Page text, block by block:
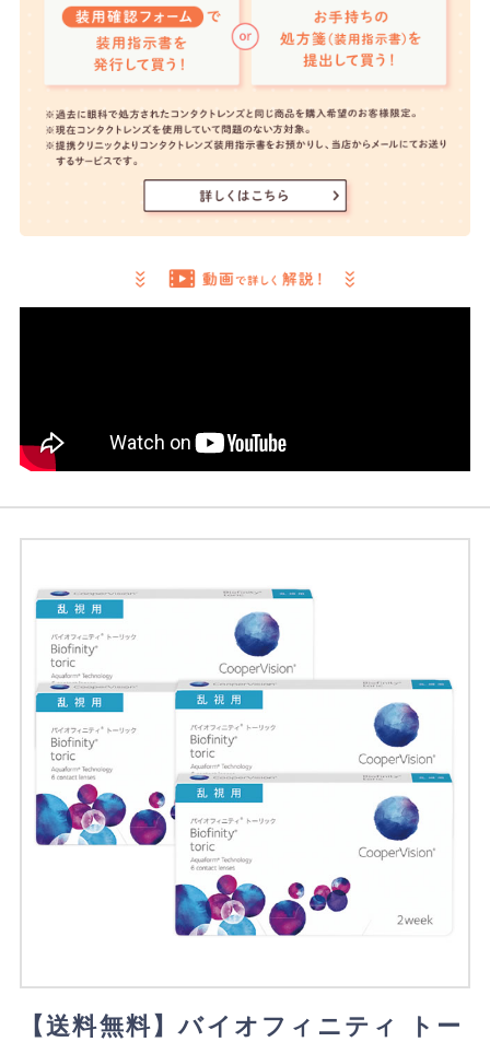
【送料無料】バイオフィニティ トー